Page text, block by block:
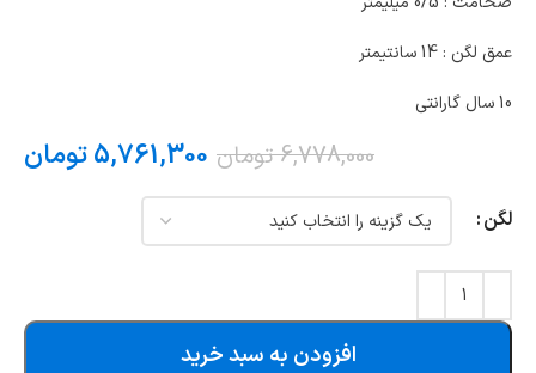
عمق لگن : 14 سانتیمتر
10 سال گارانتی
6,778,000 تومان 5,761,300تومان
لگن
افزودن به سبد خرید